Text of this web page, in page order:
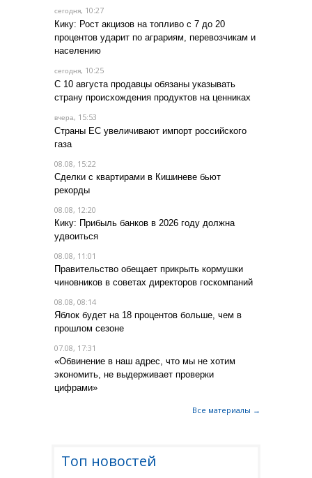
сегодня, 10:27
Кику: Рост акцизов на топливо с 7 до 20
процентов ударит по аграриям, перевозчикам и
населению
сегодня, 10:25
С 10 августа продавцы обязаны указывать
страну происхождения продуктов на ценниках
вчера, 15:53
Страны ЕС увеличивают импорт российского
газа
08.08, 15:22
Сделки с квартирами в Кишиневе бьют
рекорды
08.08, 12:20
Кику: Прибыль банков в 2026 году должна
удвоиться
08.08, 11:01
Правительство обещает прикрыть кормушки
чиновников в советах директоров госкомпаний
08.08, 08:14
Яблок будет на 18 процентов больше, чем в
прошлом сезоне
07.08, 17:31
«Обвинение в наш адрес, что мы не хотим
экономить, не выдерживает проверки
цифрами»
Все материалы →
Топ новостей